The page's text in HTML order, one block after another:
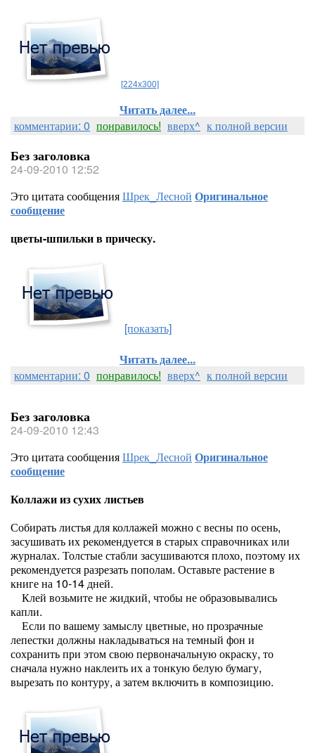
[224x300]
Читать далее...
комментарии: 0 понравилось! вверх^ к полной версии
Без заголовка
24-09-2010 12:52
Это цитата сообщенияШрек_Лесной Оригинальное
сообщение
цветы-шпильки в прическу.
[показать]
Читать далее...
комментарии: 0 понравилось! вверх^ к полной версии
Без заголовка
24-09-2010 12:43
Это цитата сообщенияШрек_Лесной Оригинальное
сообщение
Коллажи из сухих листьев
Собирать листья для коллажей можно с весны по осень,
засушивать их рекомендуется в старых справочниках или
журналах. Толстые стабли засушиваются плохо, поэтому их
рекомендуется разрезать пополам. Оставьте растение в
книге на 10-14 дней.
Клей возьмите не жидкий, чтобы не образовывались
капли.
Если по вашему замыслу цветные, но прозрачные
лепестки должны накладываться на темный фон и
сохранить при этом свою первоначальную окраску, то
сначала нужно наклеить их а тонкую белую бумагу,
вырезать по контуру, а затем включить в композицию.